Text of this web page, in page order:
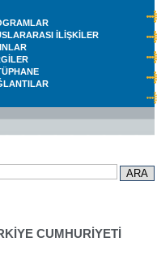
İLİŞKİLER
CUMHURİYETİ